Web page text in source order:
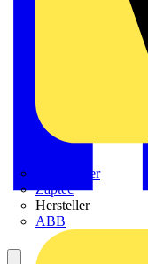
Weidmüller
Zaptec
Hersteller
ABB